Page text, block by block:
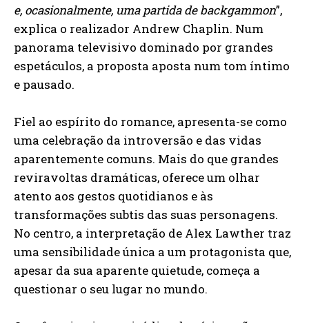
e, ocasionalmente, uma partida de backgammon”,
explica o realizador Andrew Chaplin. Num
panorama televisivo dominado por grandes
espetáculos, a proposta aposta num tom íntimo
e pausado.
Fiel ao espírito do romance, apresenta-se como
uma celebração da introversão e das vidas
aparentemente comuns. Mais do que grandes
reviravoltas dramáticas, oferece um olhar
atento aos gestos quotidianos e às
transformações subtis das suas personagens.
No centro, a interpretação de Alex Lawther traz
uma sensibilidade única a um protagonista que,
apesar da sua aparente quietude, começa a
questionar o seu lugar no mundo.